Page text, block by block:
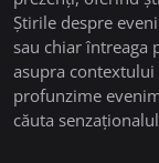
Știrile despre
sau chiar întreaga
asupra contextului
profunzime
căuta